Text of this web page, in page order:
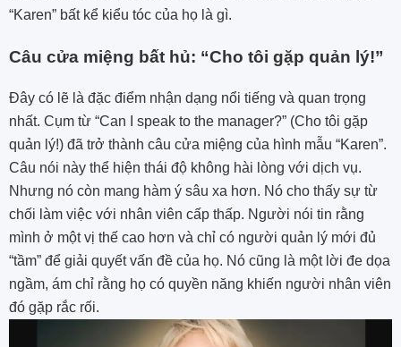
“Karen” bất kể kiểu tóc của họ là gì.
Câu cửa miệng bất hủ: “Cho tôi gặp quản lý!”
Đây có lẽ là đặc điểm nhận dạng nổi tiếng và quan trọng
nhất. Cụm từ “Can I speak to the manager?” (Cho tôi gặp
quản lý!) đã trở thành câu cửa miệng của hình mẫu “Karen”.
Câu nói này thể hiện thái độ không hài lòng với dịch vụ.
Nhưng nó còn mang hàm ý sâu xa hơn. Nó cho thấy sự từ
chối làm việc với nhân viên cấp thấp. Người nói tin rằng
mình ở một vị thế cao hơn và chỉ có người quản lý mới đủ
“tầm” để giải quyết vấn đề của họ. Nó cũng là một lời đe dọa
ngầm, ám chỉ rằng họ có quyền năng khiến người nhân viên
đó gặp rắc rối.